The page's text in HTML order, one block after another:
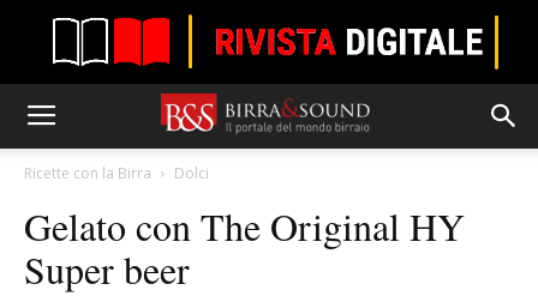
Ricette con la Birra Dolci
Gelato con The Original HY
Super beer